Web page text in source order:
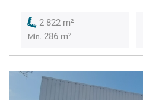
2 822 m²
Min. 286 m²